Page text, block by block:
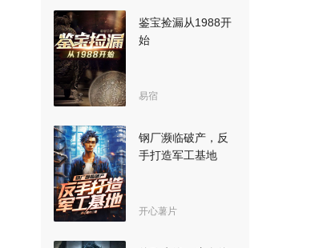
鉴宝捡漏从1988开
始
易宿
钢厂濒临破产，反
手打造军工基地
开心薯片